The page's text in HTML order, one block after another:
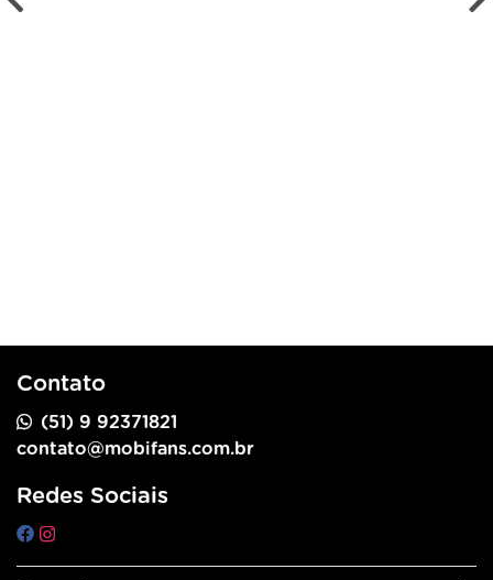
Contato
(51) 9 92371821
contato@mobifans.com.br
Redes Sociais